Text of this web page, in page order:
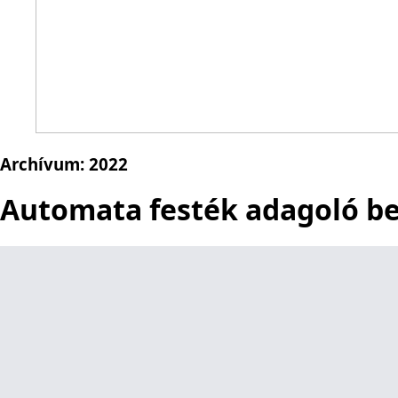
Archívum: 2022
Automata festék adagoló